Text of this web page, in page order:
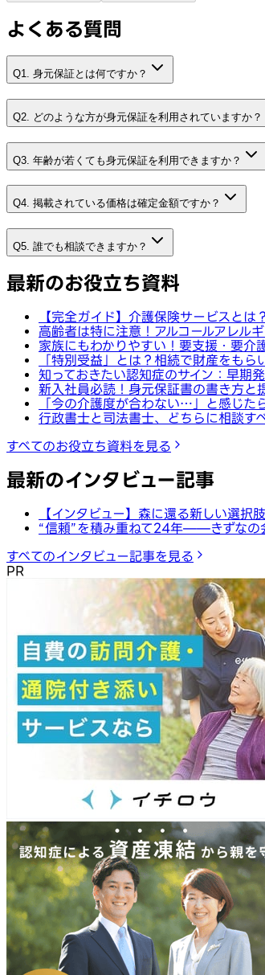
よくある質問
Q1. 身元保証とは何ですか？
Q2. どのような方が身元保証を利用されていますか？
Q3. 年齢が若くても身元保証を利用できますか？
Q4. 掲載されている価格は確定金額ですか？
Q5. 誰でも相談できますか？
最新のお役立ち資料
【完全ガイド】介護保険サービスと
高齢者は特に注意！アルコールアレル
家族にもわかりやすい！要支援・要介
「特別受益」とは？相続で財産をもら
知っておきたい認知症のサイン：早期
新入社員必読！身元保証書の書き方と
「今の介護度が合わない…」と感じた
行政書士と司法書士、どちらに相談す
すべてのお役立ち資料を見る
最新のインタビュー記事
【インタビュー】森に還る新しい選
“信頼”を積み重ねて24年——きずなの
すべてのインタビュー記事を見る
PR